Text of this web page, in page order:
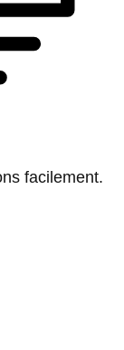
facilement.